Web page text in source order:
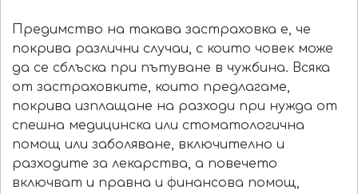
Предимство на такава застраховка е, че
покрива различни случаи, с които човек може
да се сблъска при пътуване в чужбина. Всяка
от застраховките, които предлагаме,
покрива изплащане на разходи при нужда от
спешна медицинска или стоматологична
помощ или заболяване, включително и
разходите за лекарства, а повечето
включват и правна и финансова помощ,